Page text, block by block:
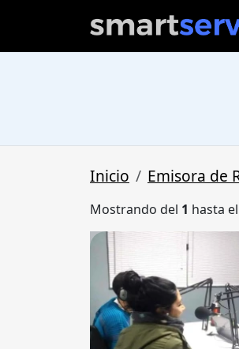
Inicio Emisora de
Mostrando del 1 hasta el